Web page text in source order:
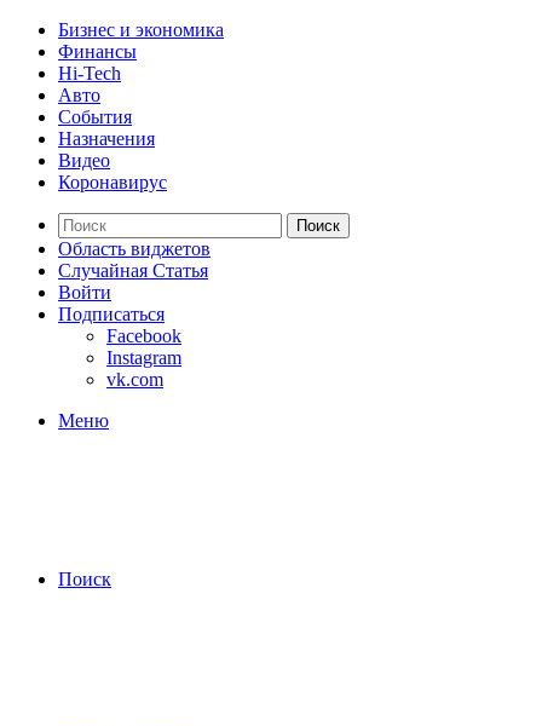
Бизнес и экономика
Финансы
Hi-Tech
Авто
События
Назначения
Видео
Коронавирус
Поиск
Область виджетов
Случайная Статья
Войти
Подписаться
Facebook
Instagram
vk.com
Меню
Поиск